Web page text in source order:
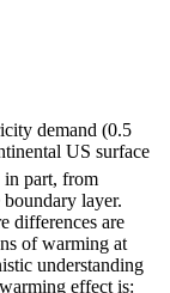
demand (0.5
US surface
in part, from
layer.
differences are
of warming at
understanding
effect is: